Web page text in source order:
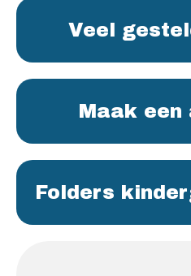
Veel
Maak
Folders